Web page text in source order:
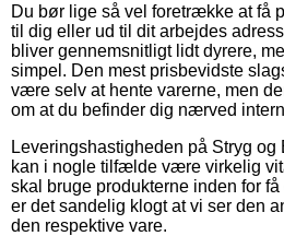
Du bør lige så vel foretrække at få
til dig eller ud til dit arbejdes
bliver gennemsnitligt lidt dyrere,
simpel. Den mest prisbevidste
være selv at hente varerne, men
om at du befinder dig nærved
Leveringshastigheden på Stryg
kan i nogle tilfælde være virkelig
skal bruge produkterne inden for få
er det sandelig klogt at vi ser den
den respektive vare.